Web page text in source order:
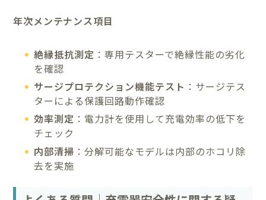
年次メンテナンス項目
絶縁抵抗測定 ：専用テスターで絶縁性能の劣化
を確認
サージプロテクション機能テスト ：サージテス
ターによる保護回路動作確認
効率測定 ：電力計を使用して充電効率の低下を
チェック
内部清掃 ：分解可能なモデルは内部のホコリ除
去を実施